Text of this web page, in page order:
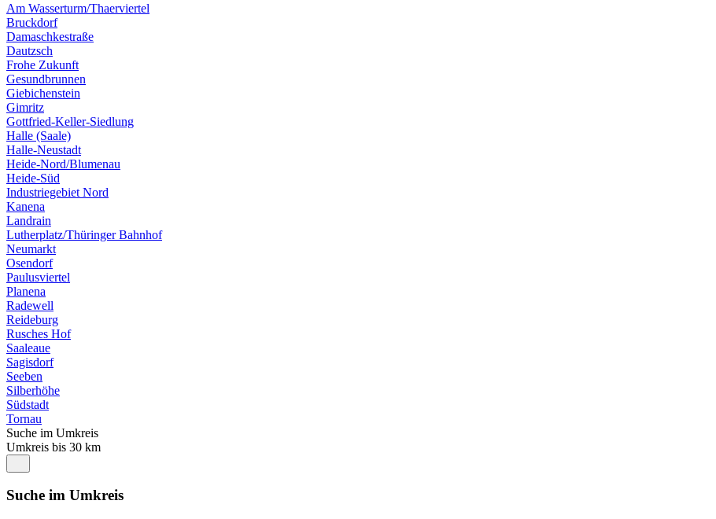
Am Wasserturm/Thaerviertel
Bruckdorf
Damaschkestraße
Dautzsch
Frohe Zukunft
Gesundbrunnen
Giebichenstein
Gimritz
Gottfried-Keller-Siedlung
Halle (Saale)
Halle-Neustadt
Heide-Nord/Blumenau
Heide-Süd
Industriegebiet Nord
Kanena
Landrain
Lutherplatz/Thüringer Bahnhof
Neumarkt
Osendorf
Paulusviertel
Planena
Radewell
Reideburg
Rusches Hof
Saaleaue
Sagisdorf
Seeben
Silberhöhe
Südstadt
Tornau
Suche im Umkreis
Umkreis bis 30 km
Suche im Umkreis